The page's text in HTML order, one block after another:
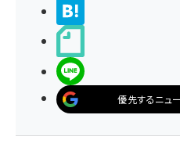
優先するニュ